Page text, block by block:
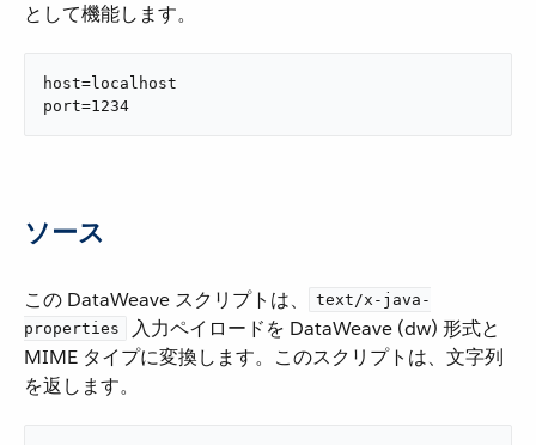
として機能します。
host=localhost
port=1234
ソース
この DataWeave スクリプトは、​
text/x-java-
properties
​ 入力ペイロードを DataWeave (dw) 形式と
MIME タイプに変換します。このスクリプトは、文字列
を返します。